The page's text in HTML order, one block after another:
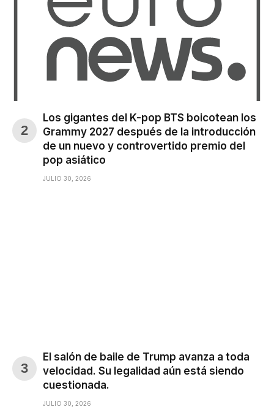
Los gigantes del K-pop BTS boicotean los
Grammy 2027 después de la introducción
de un nuevo y controvertido premio del
pop asiático
JULIO 30, 2026
El salón de baile de Trump avanza a toda
velocidad. Su legalidad aún está siendo
cuestionada.
JULIO 30, 2026